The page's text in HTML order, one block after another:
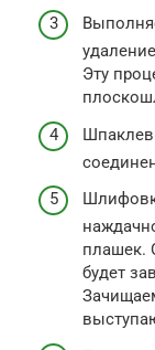
Эту
плашек.
будет